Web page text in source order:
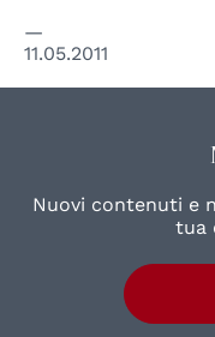
11.05.2011
Nuovi contenuti e
tua